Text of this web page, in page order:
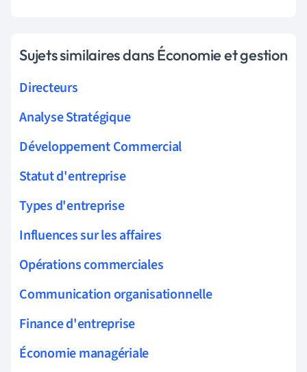
Sujets similaires dans Économie et gestion
Directeurs
Analyse Stratégique
Développement Commercial
Statut d'entreprise
Types d'entreprise
Influences sur les affaires
Opérations commerciales
Communication organisationnelle
Finance d'entreprise
Économie managériale